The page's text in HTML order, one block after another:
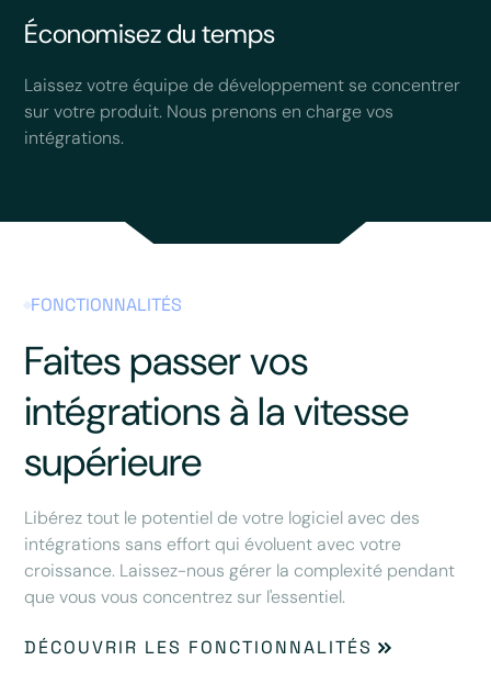
Économisez du temps
Laissez votre équipe de développement se concentrer
sur votre produit. Nous prenons en charge vos
intégrations.
FONCTIONNALITÉS
Faites passer vos
intégrations à la vitesse
supérieure
Libérez tout le potentiel de votre logiciel avec des
intégrations sans effort qui évoluent avec votre
croissance. Laissez-nous gérer la complexité pendant
que vous vous concentrez sur l'essentiel.
DÉCOUVRIR LES FONCTIONNALITÉS